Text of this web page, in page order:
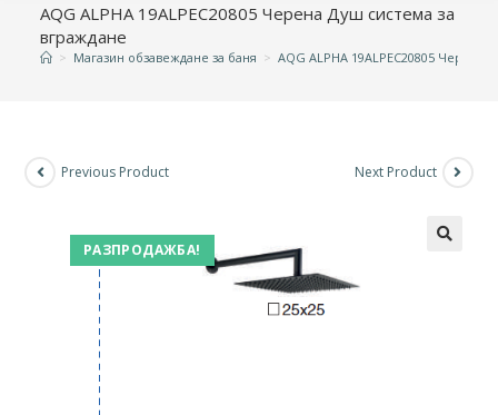
AQG ALPHA 19ALPEC20805 Черена Душ система за
вграждане
> Магазин обзавеждане за баня > AQG ALPHA 19ALPEC20805 Черена
РАЗПРОДАЖБА!
Previous Product Next Product